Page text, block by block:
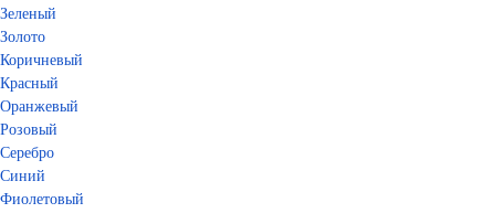
Зеленый
Золото
Коричневый
Красный
Оранжевый
Розовый
Серебро
Синий
Фиолетовый